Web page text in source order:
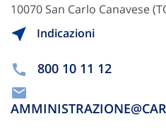
10070 San Carlo Canavese
Indicazioni
800 10 11 12